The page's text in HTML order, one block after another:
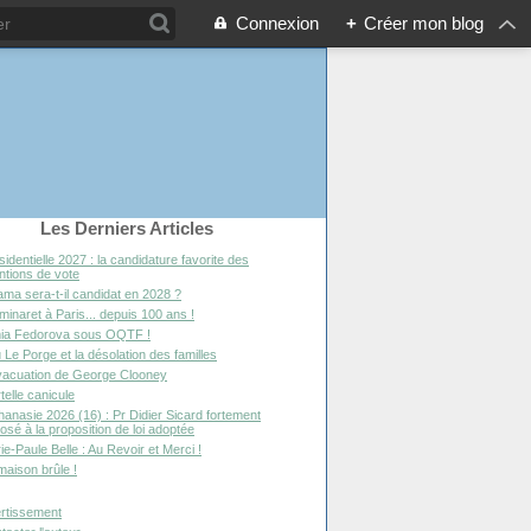
Connexion + Créer mon blog
Les Derniers Articles
2027 : la candidature favorite des
de vote
sera-t-il candidat en 2028 ?
à Paris... depuis 100 ans !
Fedorova sous OQTF !
Le Porge et la désolation des familles
de George Clooney
canicule
2026 (16) : Pr Didier Sicard fortement
à la proposition de loi adoptée
Paule Belle : Au Revoir et Merci !
brûle !